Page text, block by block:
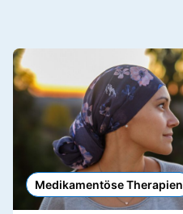
Medikamentöse Therapien